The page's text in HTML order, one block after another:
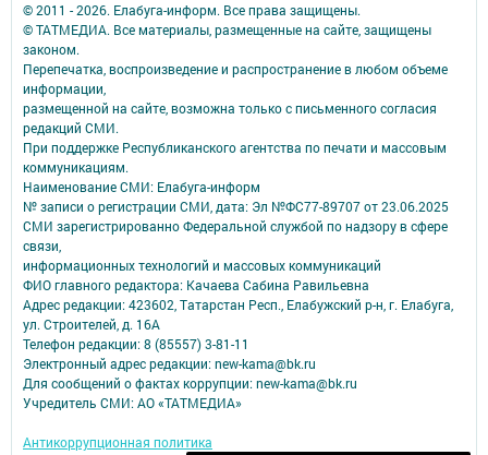
© 2011 - 2026. Елабуга-информ. Все права защищены.
© ТАТМЕДИА. Все материалы, размещенные на сайте, защищены
законом.
Перепечатка, воспроизведение и распространение в любом объеме
информации,
размещенной на сайте, возможна только с письменного согласия
редакций СМИ.
При поддержке Республиканского агентства по печати и массовым
коммуникациям.
Наименование СМИ: Елабуга-информ
№ записи о регистрации СМИ, дата: Эл №ФС77-89707 от 23.06.2025
СМИ зарегистрированно Федеральной службой по надзору в сфере
связи,
информационных технологий и массовых коммуникаций
ФИО главного редактора: Качаева Сабина Равильевна
Адрес редакции: 423602, Татарстан Респ., Елабужский р-н, г. Елабуга,
ул. Строителей, д. 16А
Телефон редакции: 8 (85557) 3-81-11
Электронный адрес редакции: new-kama@bk.ru
Для сообщений о фактах коррупции: new-kama@bk.ru
Учредитель СМИ: АО «ТАТМЕДИА»
Антикоррупционная политика